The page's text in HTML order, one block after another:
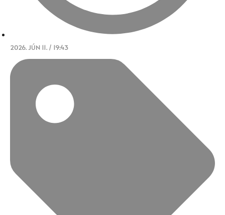
2026. JÚN 11. / 19:43